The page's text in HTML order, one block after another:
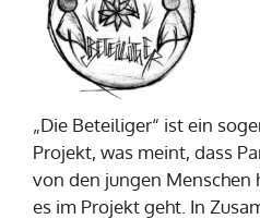
„Die Beteiliger“ ist ein
Projekt, was meint, dass
von den jungen Menschen
es im Projekt geht. In